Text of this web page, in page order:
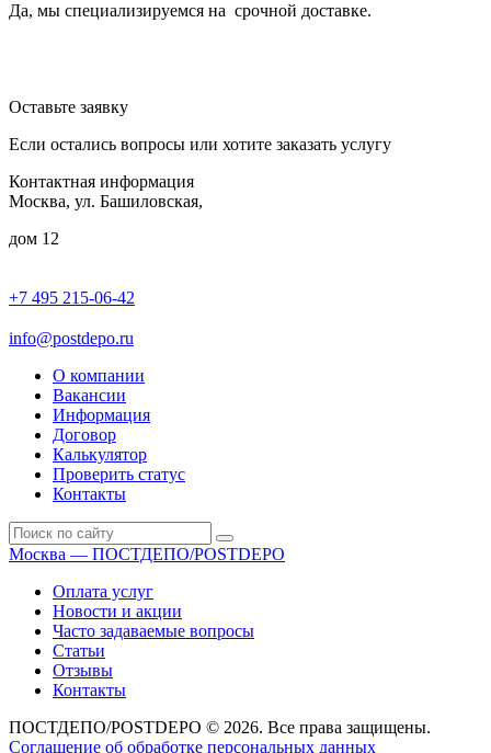
Да, мы специализируемся на срочной доставке.
Оставьте заявку
Если остались вопросы или хотите заказать услугу
Контактная информация
Москва, ул. Башиловская,
дом 12
+7 495 215-06-42
info@postdepo.ru
О компании
Вакансии
Информация
Договор
Калькулятор
Проверить статус
Контакты
Москва — ПОСТДЕПО/POSTDEPO
Оплата услуг
Новости и акции
Часто задаваемые вопросы
Статьи
Отзывы
Контакты
ПОСТДЕПО/POSTDEPO © 2026. Все права защищены.
Соглашение об обработке персональных данных